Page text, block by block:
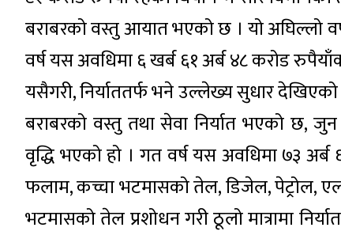
बराबरको वस्तु आयात भएको छ । यो अघिल्लो
वर्ष यस अवधिमा ६ खर्ब ६१ अर्ब ४८ करोड
यसैगरी, निर्याततर्फ भने उल्लेख्य सुधार
बराबरको वस्तु तथा सेवा निर्यात भएको छ,
वृद्धि भएको हो । गत वर्ष यस अवधिमा ७३
फलाम, कच्चा भटमासको तेल, डिजेल, पेट्रोल,
भटमासको तेल प्रशोधन गरी ठूलो मात्रामा